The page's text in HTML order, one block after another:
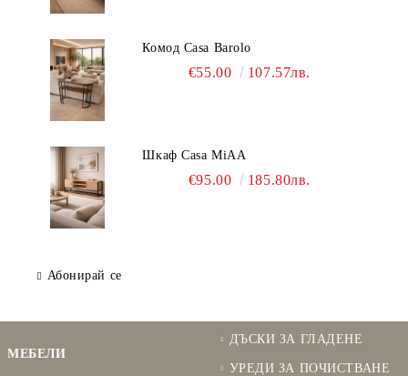
Комод Casa Barolo
€55.00 107.57лв.
Шкаф Casa MiAA
€95.00 185.80лв.
Абонирай се
МЕБЕЛИ
ДЪСКИ ЗА ГЛАДЕНЕ
УРЕДИ ЗА ПОЧИСТВАНЕ